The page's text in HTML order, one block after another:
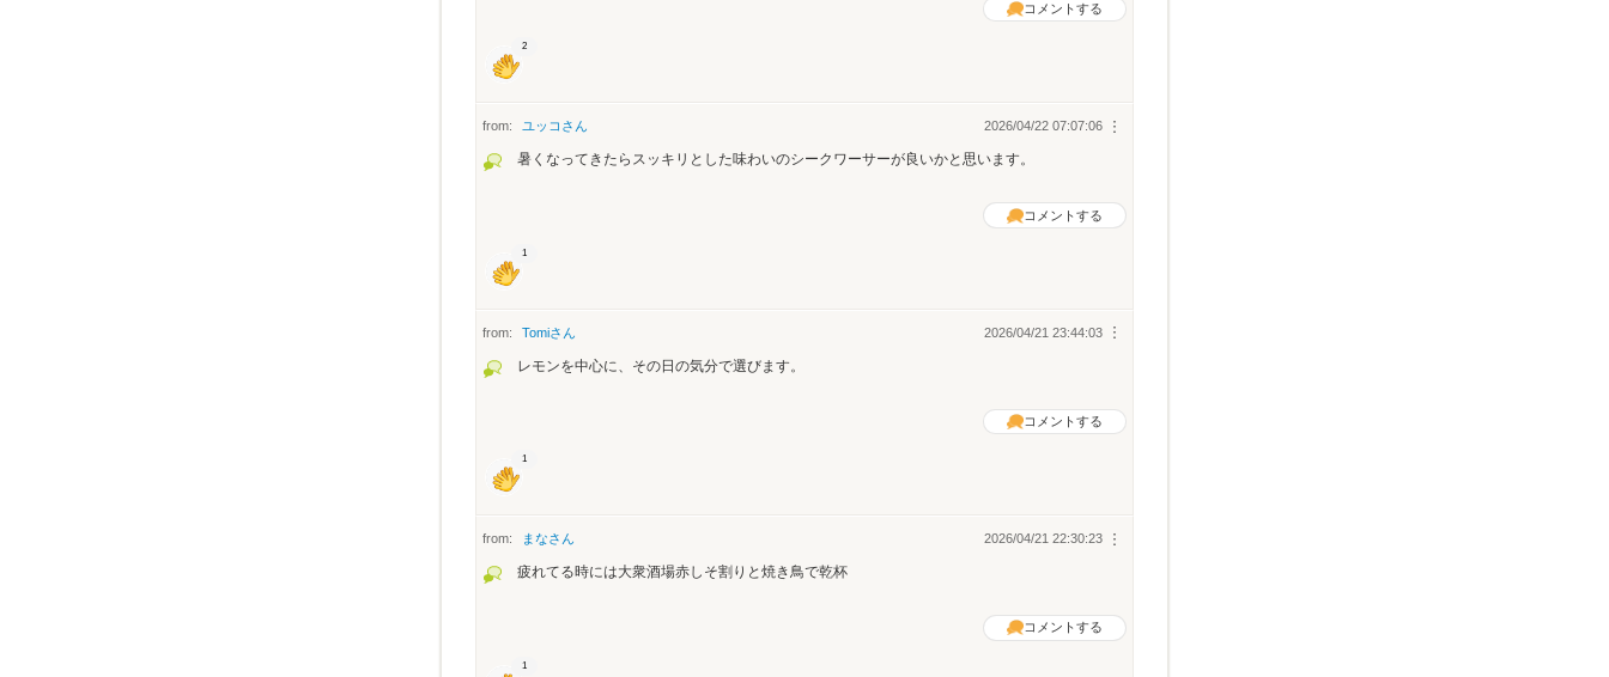
コメントする
2
from: ユッコ さん ︙
2026/04/22 07:07:06
暑くなってきたらスッキリとした味わいのシークワーサーが良いかと思います。
コメントする
1
from: Tomiさん ︙
2026/04/21 23:44:03
レモンを中心に、その日の気分で選びます。
コメントする
1
from: まなさん ︙
2026/04/21 22:30:23
疲れてる時には大衆酒場赤しそ割りと焼き鳥で乾杯
コメントする
1